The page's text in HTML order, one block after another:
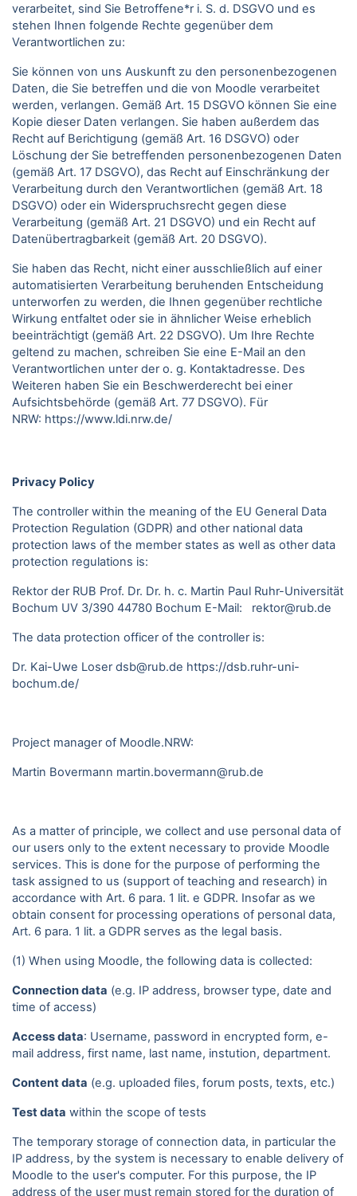
verarbeitet, sind Sie Betroffene*r i. S. d. DSGVO und es
stehen Ihnen folgende Rechte gegenüber dem
Verantwortlichen zu:
Sie können von uns Auskunft zu den personenbezogenen
Daten, die Sie betreffen und die von Moodle verarbeitet
werden, verlangen. Gemäß Art. 15 DSGVO können Sie eine
Kopie dieser Daten verlangen. Sie haben außerdem das
Recht auf Berichtigung (gemäß Art. 16 DSGVO) oder
Löschung der Sie betreffenden personenbezogenen Daten
(gemäß Art. 17 DSGVO), das Recht auf Einschränkung der
Verarbeitung durch den Verantwortlichen (gemäß Art. 18
DSGVO) oder ein Widerspruchsrecht gegen diese
Verarbeitung (gemäß Art. 21 DSGVO) und ein Recht auf
Datenübertragbarkeit (gemäß Art. 20 DSGVO).
Sie haben das Recht, nicht einer ausschließlich auf einer
automatisierten Verarbeitung beruhenden Entscheidung
unterworfen zu werden, die Ihnen gegenüber rechtliche
Wirkung entfaltet oder sie in ähnlicher Weise erheblich
beeinträchtigt (gemäß Art. 22 DSGVO). Um Ihre Rechte
geltend zu machen, schreiben Sie eine E-Mail an den
Verantwortlichen unter der o. g. Kontaktadresse. Des
Weiteren haben Sie ein Beschwerderecht bei einer
Aufsichtsbehörde (gemäß Art. 77 DSGVO). Für
NRW: https://www.ldi.nrw.de/
Privacy Policy
The controller within the meaning of the EU General Data
Protection Regulation (GDPR) and other national data
protection laws of the member states as well as other data
protection regulations is:
Rektor der RUB Prof. Dr. Dr. h. c. Martin Paul Ruhr-Universität
Bochum UV 3/390 44780 Bochum E-Mail: rektor@rub.de
The data protection officer of the controller is:
Dr. Kai-Uwe Loser dsb@rub.de https://dsb.ruhr-uni-
bochum.de/
Project manager of Moodle.NRW:
Martin Bovermann martin.bovermann@rub.de
As a matter of principle, we collect and use personal data of
our users only to the extent necessary to provide Moodle
services. This is done for the purpose of performing the
task assigned to us (support of teaching and research) in
accordance with Art. 6 para. 1 lit. e GDPR. Insofar as we
obtain consent for processing operations of personal data,
Art. 6 para. 1 lit. a GDPR serves as the legal basis.
(1) When using Moodle, the following data is collected:
Connection data (e.g. IP address, browser type, date and
time of access)
Access data: Username, password in encrypted form, e-
mail address, first name, last name, instution, department.
Content data (e.g. uploaded files, forum posts, texts, etc.)
Test data within the scope of tests
The temporary storage of connection data, in particular the
IP address, by the system is necessary to enable delivery of
Moodle to the user's computer. For this purpose, the IP
address of the user must remain stored for the duration of